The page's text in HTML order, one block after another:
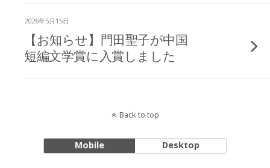
2026年5月15日
【お知らせ】門田聖子が中国
短編文学賞に入賞しました
Back to top
Mobile Desktop